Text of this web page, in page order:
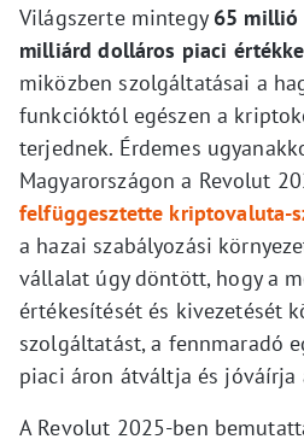
Világszerte mintegy 65 millió
milliárd dolláros piaci
miközben szolgáltatásai a
funkcióktól egészen a
terjednek. Érdemes
Magyarországon a Revolut
felfüggesztette kriptovaluta-
a hazai szabályozási
vállalat úgy döntött, hogy a
értékesítését és kivezetését
szolgáltatást, a fennmaradó
piaci áron átváltja és jóváírja
A Revolut 2025-ben